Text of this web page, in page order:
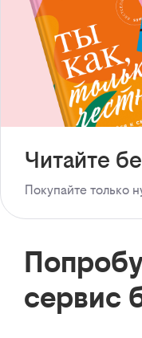
Читайте
Покупайте только
сервис